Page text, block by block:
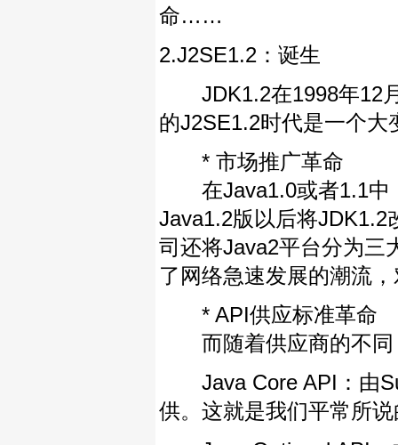
命……
2.J2SE1.2：诞生
JDK1.2在1998年12月
的J2SE1.2时代是一个
* 市场推广革命
在Java1.0或者1.1中
Java1.2版以后将JDK1.2
司还将Java2平台分为三
了网络急速发展的潮流
* API供应标准革命
而随着供应商的不同
Java Core API：由
供。这就是我们平常所